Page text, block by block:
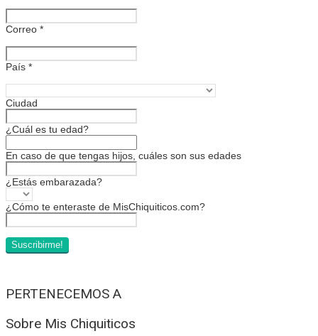
Correo *
País *
Ciudad
¿Cuál es tu edad?
En caso de que tengas hijos, cuáles son sus edades
¿Estás embarazada?
¿Cómo te enteraste de MisChiquiticos.com?
PERTENECEMOS A
Sobre Mis Chiquiticos